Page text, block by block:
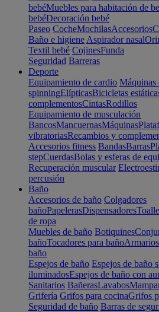
bebéMuebles para habitación de
bebéDecoración bebé
Paseo CocheMochilasAccesorios
Baño e higiene Aspirador nasal
Textil bebé CojinesFunda
Seguridad Barreras
Deporte
Equipamiento de cardio Máquinas
spinningElípticasBicicletas
complementosCintasRodillos
Equipamiento de musculación
BancosMancuernasMáquinas
vibratoriasRecambios y
Accesorios fitness BandasBarras
stepCuerdasBolas y esferas de
Recuperación muscular
percusión
Baño
Accesorios de baño Colgadores
bañoPapelerasDispensadores
de ropa
Muebles de baño Botiquines
bañoTocadores para baño
baño
Espejos de baño Espejos de baño
iluminadosEspejos de baño con
Sanitarios BañerasLavabos
Grifería Grifos para cocinaGrifos
Seguridad de baño Barras de